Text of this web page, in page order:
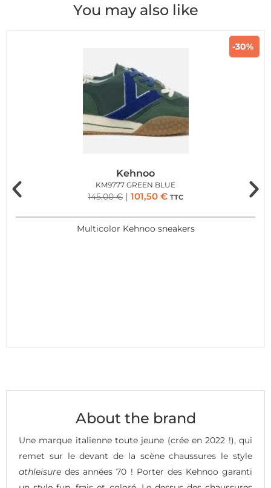
You may also like
-30%
Kehnoo
KM9777 GREEN BLUE
145,00€ 101,50 € TTC
Multicolor Kehnoo sneakers
About the brand
Une marque italienne toute jeune (crée en 2022 !), qui
remet sur le devant de la scène chaussures le style
athleisure des années 70 ! Porter des Kehnoo garanti